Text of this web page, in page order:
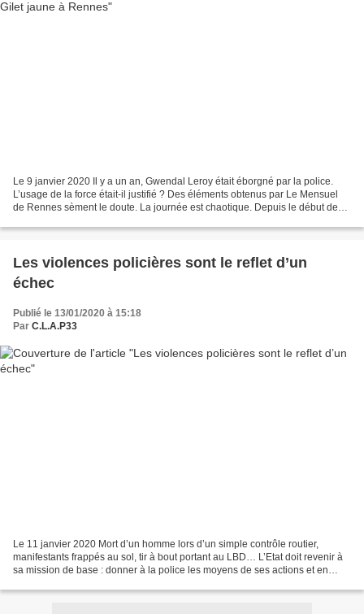
Le 9 janvier 2020 Il y a un an, Gwendal Leroy était éborgné par la police.
L’usage de la force était-il justifié ? Des éléments obtenus par Le Mensuel
de Rennes sèment le doute. La journée est chaotique. Depuis le début de
Les violences policières sont le reflet d’un
échec
Publié le 13/01/2020 à 15:18
Par C.L.A.P33
Le 11 janvier 2020 Mort d’un homme lors d’un simple contrôle routier,
manifestants frappés au sol, tir à bout portant au LBD… L’Etat doit revenir à
sa mission de base : donner à la police les moyens de ses actions et en